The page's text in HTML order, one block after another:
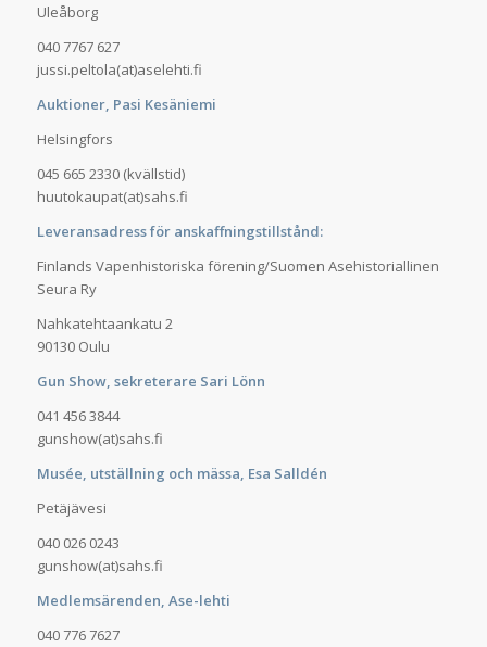
Uleåborg
040 7767 627
jussi.peltola(at)aselehti.fi
Auktioner, Pasi Kesäniemi
Helsingfors
045 665 2330 (kvällstid)
huutokaupat(at)sahs.fi
Leveransadress för anskaffningstillstånd:
Finlands Vapenhistoriska förening/Suomen Asehistoriallinen
Seura Ry
Nahkatehtaankatu 2
90130 Oulu
Gun Show, sekreterare Sari Lönn
041 456 3844
gunshow(at)sahs.fi
Musée, utställning och mässa, Esa Salldén
Petäjävesi
040 026 0243
gunshow(at)sahs.fi
Medlemsärenden, Ase-lehti
040 776 7627